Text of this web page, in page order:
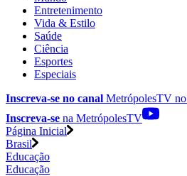
Entretenimento
Vida & Estilo
Saúde
Ciência
Esportes
Especiais
Inscreva-se no canal MetrópolesTV no
Inscreva-se na MetrópolesTV
Página Inicial
Brasil
Educação
Educação